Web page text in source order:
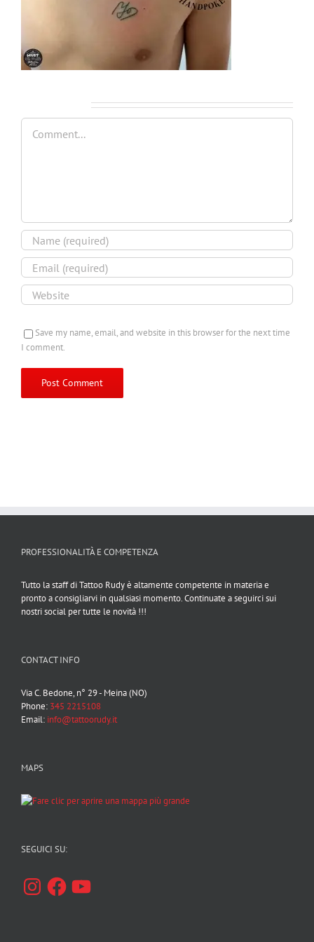
Comment
Save my name, email, and website in this browser for the next time
I comment.
PROFESSIONALITÀ E COMPETENZA
Tutto la staff di Tattoo Rudy è altamente competente in materia e
pronto a consigliarvi in qualsiasi momento. Continuate a seguirci sui
nostri social per tutte le novità !!!
CONTACT INFO
Via C. Bedone, n° 29 - Meina (NO)
Phone: 345 2215108
Email: info@tattoorudy.it
MAPS
SEGUICI SU:
InstagramFacebookYouTube